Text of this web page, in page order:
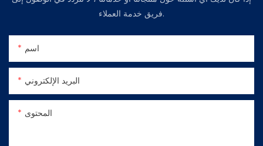
فريق خدمة العملاء.
اسم
البريد الإلكتروني
المحتوى